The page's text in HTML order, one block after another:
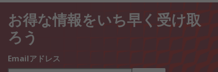
お得な情報をいち早く受け取
ろう
Emailアドレス